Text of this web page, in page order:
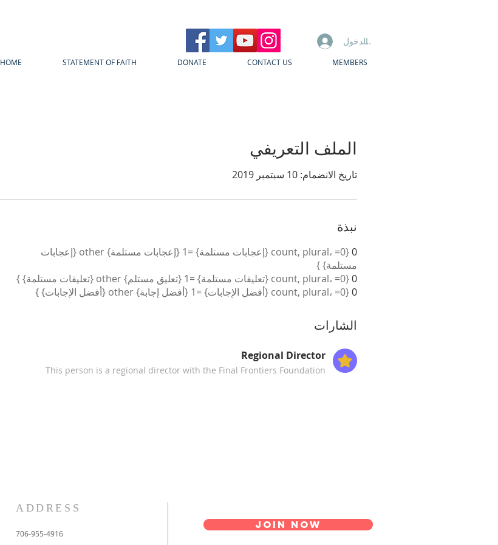
تسجيل الدخول
HOME STATEMENT OF FAITH DONATE CONTACT US MEMBERS
الملف التعريفي
تاريخ الانضمام: 10 سبتمبر 2019
نبذة
0
{count, plural، =0 {إعجابات مستلمة} =1 {إعجابات مستلمة} other {إعجابات
مستلمة} }
0{count, plural، =0 {تعليقات مستلمة} =1 {تعليق مستلم} other {تعليقات مستلمة} }
0{count, plural، =0 {أفضل الإجابات} =1 {أفضل إجابة} other {أفضل الإجابات} }
الشارات
Regional Director
This person is a regional director with the Final Frontiers Foundation
ADDRESS
706-955-4916
Join Now